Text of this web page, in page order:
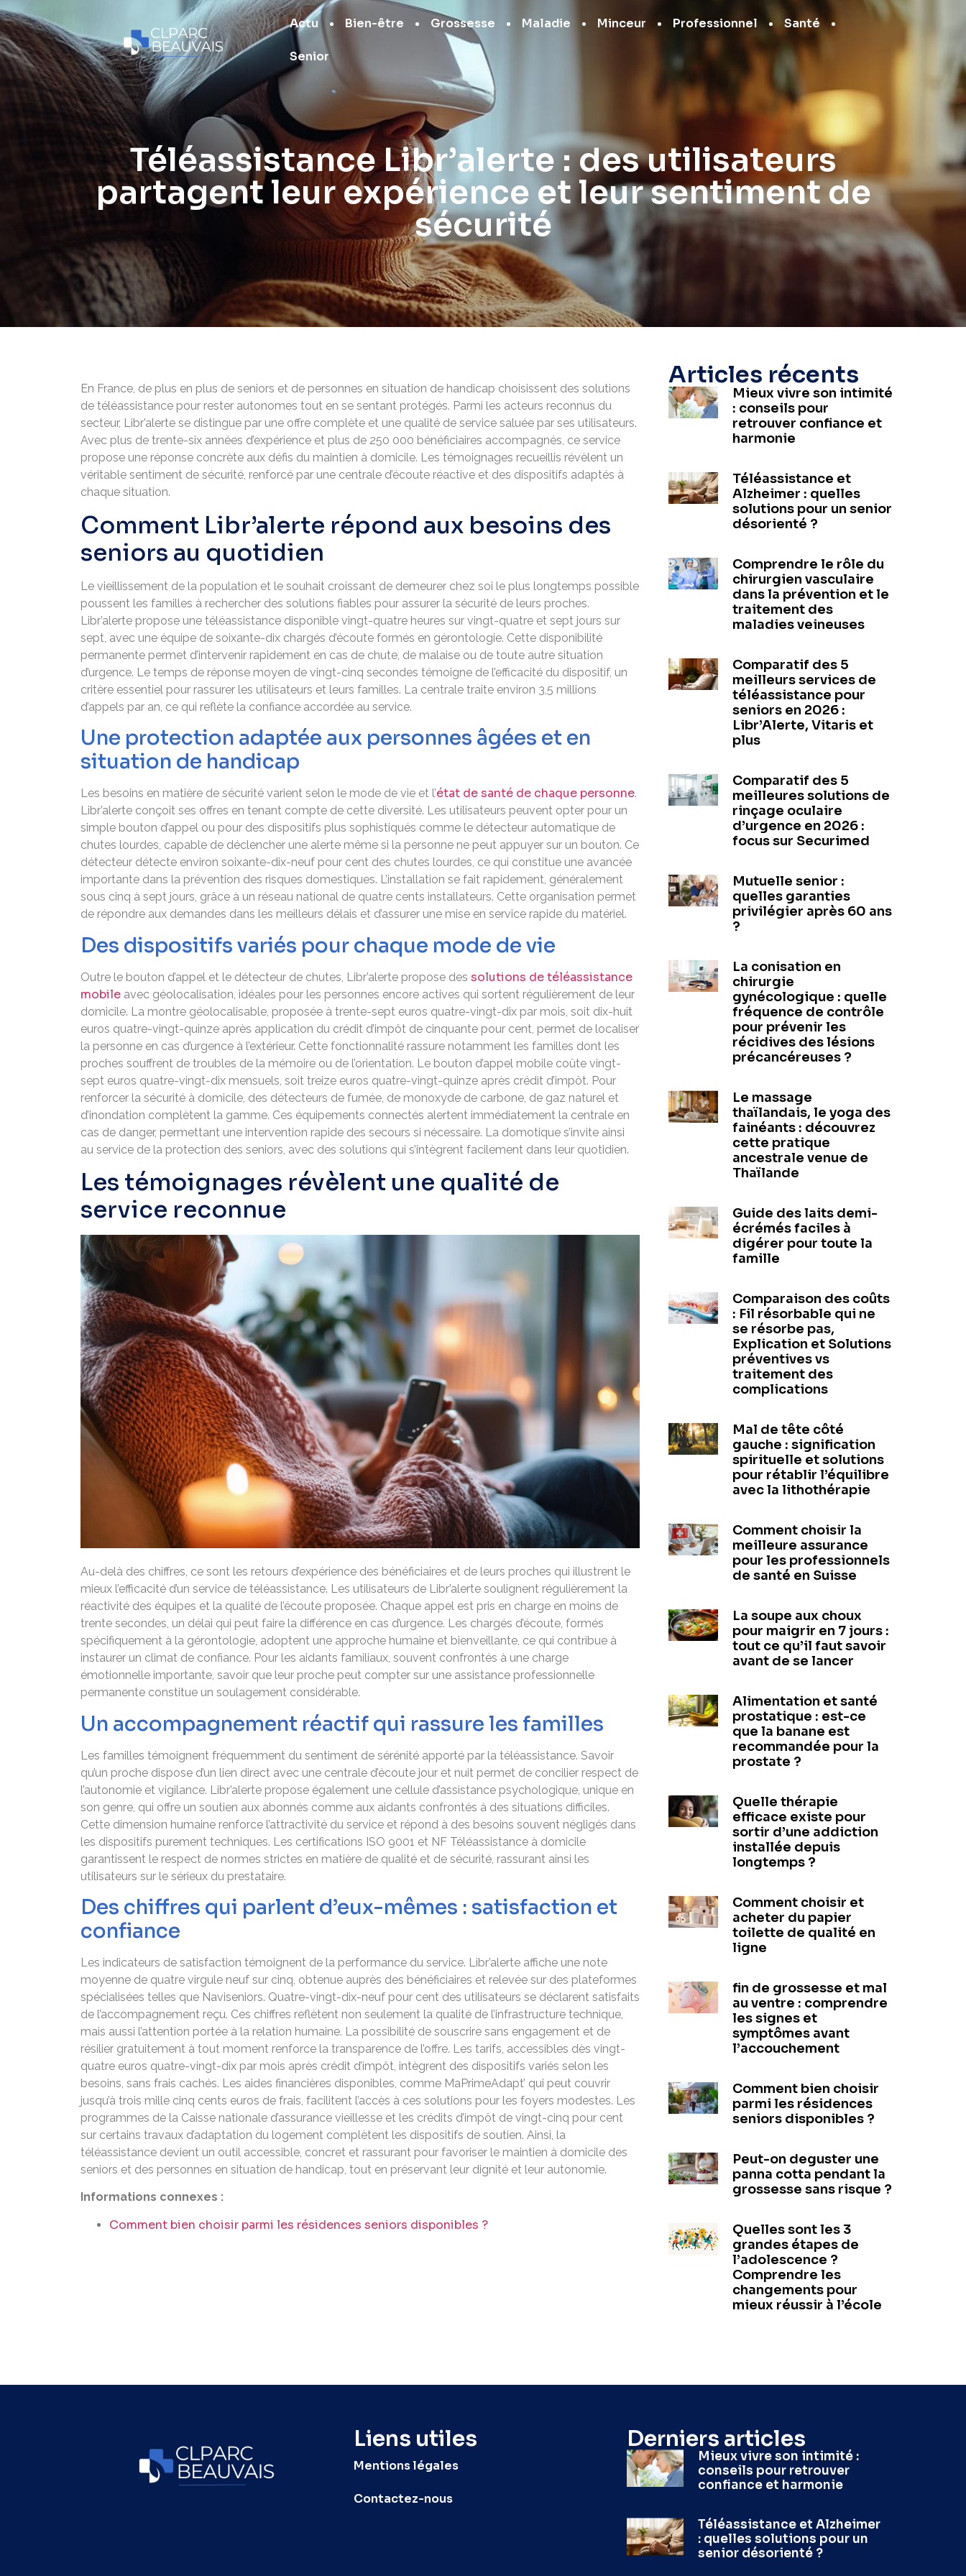
Actu Bien-être Grossesse Maladie Minceur Professionnel Santé
Senior
Téléassistance Libr’alerte : des utilisateurs
partagent leur expérience et leur sentiment de
sécurité
En France, de plus en plus de seniors et de personnes en situation de handicap choisissent des solutions
de téléassistance pour rester autonomes tout en se sentant protégés. Parmi les acteurs reconnus du
secteur, Libr’alerte se distingue par une offre complète et une qualité de service saluée par ses utilisateurs.
Avec plus de trente-six années d’expérience et plus de 250 000 bénéficiaires accompagnés, ce service
propose une réponse concrète aux défis du maintien à domicile. Les témoignages recueillis révèlent un
véritable sentiment de sécurité, renforcé par une centrale d’écoute réactive et des dispositifs adaptés à
chaque situation.
Comment Libr’alerte répond aux besoins des
seniors au quotidien
Le vieillissement de la population et le souhait croissant de demeurer chez soi le plus longtemps possible
poussent les familles à rechercher des solutions fiables pour assurer la sécurité de leurs proches.
Libr’alerte propose une téléassistance disponible vingt-quatre heures sur vingt-quatre et sept jours sur
sept, avec une équipe de soixante-dix chargés d’écoute formés en gérontologie. Cette disponibilité
permanente permet d’intervenir rapidement en cas de chute, de malaise ou de toute autre situation
d’urgence. Le temps de réponse moyen de vingt-cinq secondes témoigne de l’efficacité du dispositif, un
critère essentiel pour rassurer les utilisateurs et leurs familles. La centrale traite environ 3,5 millions
d’appels par an, ce qui reflète la confiance accordée au service.
Une protection adaptée aux personnes âgées et en
situation de handicap
Les besoins en matière de sécurité varient selon le mode de vie et l’état de santé de chaque personne.
Libr’alerte conçoit ses offres en tenant compte de cette diversité. Les utilisateurs peuvent opter pour un
simple bouton d’appel ou pour des dispositifs plus sophistiqués comme le détecteur automatique de
chutes lourdes, capable de déclencher une alerte même si la personne ne peut appuyer sur un bouton. Ce
détecteur détecte environ soixante-dix-neuf pour cent des chutes lourdes, ce qui constitue une avancée
importante dans la prévention des risques domestiques. L’installation se fait rapidement, généralement
sous cinq à sept jours, grâce à un réseau national de quatre cents installateurs. Cette organisation permet
de répondre aux demandes dans les meilleurs délais et d’assurer une mise en service rapide du matériel.
Des dispositifs variés pour chaque mode de vie
Outre le bouton d’appel et le détecteur de chutes, Libr’alerte propose des solutions de téléassistance
mobile avec géolocalisation, idéales pour les personnes encore actives qui sortent régulièrement de leur
domicile. La montre géolocalisable, proposée à trente-sept euros quatre-vingt-dix par mois, soit dix-huit
euros quatre-vingt-quinze après application du crédit d’impôt de cinquante pour cent, permet de localiser
la personne en cas d’urgence à l’extérieur. Cette fonctionnalité rassure notamment les familles dont les
proches souffrent de troubles de la mémoire ou de l’orientation. Le bouton d’appel mobile coûte vingt-
sept euros quatre-vingt-dix mensuels, soit treize euros quatre-vingt-quinze après crédit d’impôt. Pour
renforcer la sécurité à domicile, des détecteurs de fumée, de monoxyde de carbone, de gaz naturel et
d’inondation complètent la gamme. Ces équipements connectés alertent immédiatement la centrale en
cas de danger, permettant une intervention rapide des secours si nécessaire. La domotique s’invite ainsi
au service de la protection des seniors, avec des solutions qui s’intègrent facilement dans leur quotidien.
Les témoignages révèlent une qualité de
service reconnue
Au-delà des chiffres, ce sont les retours d’expérience des bénéficiaires et de leurs proches qui illustrent le
mieux l’efficacité d’un service de téléassistance. Les utilisateurs de Libr’alerte soulignent régulièrement la
réactivité des équipes et la qualité de l’écoute proposée. Chaque appel est pris en charge en moins de
trente secondes, un délai qui peut faire la différence en cas d’urgence. Les chargés d’écoute, formés
spécifiquement à la gérontologie, adoptent une approche humaine et bienveillante, ce qui contribue à
instaurer un climat de confiance. Pour les aidants familiaux, souvent confrontés à une charge
émotionnelle importante, savoir que leur proche peut compter sur une assistance professionnelle
permanente constitue un soulagement considérable.
Un accompagnement réactif qui rassure les familles
Les familles témoignent fréquemment du sentiment de sérénité apporté par la téléassistance. Savoir
qu’un proche dispose d’un lien direct avec une centrale d’écoute jour et nuit permet de concilier respect de
l’autonomie et vigilance. Libr’alerte propose également une cellule d’assistance psychologique, unique en
son genre, qui offre un soutien aux abonnés comme aux aidants confrontés à des situations difficiles.
Cette dimension humaine renforce l’attractivité du service et répond à des besoins souvent négligés dans
les dispositifs purement techniques. Les certifications ISO 9001 et NF Téléassistance à domicile
garantissent le respect de normes strictes en matière de qualité et de sécurité, rassurant ainsi les
utilisateurs sur le sérieux du prestataire.
Des chiffres qui parlent d’eux-mêmes : satisfaction et
confiance
Les indicateurs de satisfaction témoignent de la performance du service. Libr’alerte affiche une note
moyenne de quatre virgule neuf sur cinq, obtenue auprès des bénéficiaires et relevée sur des plateformes
spécialisées telles que Naviseniors. Quatre-vingt-dix-neuf pour cent des utilisateurs se déclarent satisfaits
de l’accompagnement reçu. Ces chiffres reflètent non seulement la qualité de l’infrastructure technique,
mais aussi l’attention portée à la relation humaine. La possibilité de souscrire sans engagement et de
résilier gratuitement à tout moment renforce la transparence de l’offre. Les tarifs, accessibles dès vingt-
quatre euros quatre-vingt-dix par mois après crédit d’impôt, intègrent des dispositifs variés selon les
besoins, sans frais cachés. Les aides financières disponibles, comme MaPrimeAdapt’ qui peut couvrir
jusqu’à trois mille cinq cents euros de frais, facilitent l’accès à ces solutions pour les foyers modestes. Les
programmes de la Caisse nationale d’assurance vieillesse et les crédits d’impôt de vingt-cinq pour cent
sur certains travaux d’adaptation du logement complètent les dispositifs de soutien. Ainsi, la
téléassistance devient un outil accessible, concret et rassurant pour favoriser le maintien à domicile des
seniors et des personnes en situation de handicap, tout en préservant leur dignité et leur autonomie.
Informations connexes :
Comment bien choisir parmi les résidences seniors disponibles ?
Articles récents
Mieux vivre son intimité
: conseils pour
retrouver confiance et
harmonie
Téléassistance et
Alzheimer : quelles
solutions pour un senior
désorienté ?
Comprendre le rôle du
chirurgien vasculaire
dans la prévention et le
traitement des
maladies veineuses
Comparatif des 5
meilleurs services de
téléassistance pour
seniors en 2026 :
Libr’Alerte, Vitaris et
plus
Comparatif des 5
meilleures solutions de
rinçage oculaire
d’urgence en 2026 :
focus sur Securimed
Mutuelle senior :
quelles garanties
privilégier après 60 ans
?
La conisation en
chirurgie
gynécologique : quelle
fréquence de contrôle
pour prévenir les
récidives des lésions
précancéreuses ?
Le massage
thaïlandais, le yoga des
fainéants : découvrez
cette pratique
ancestrale venue de
Thaïlande
Guide des laits demi-
écrémés faciles à
digérer pour toute la
famille
Comparaison des coûts
: Fil résorbable qui ne
se résorbe pas,
Explication et Solutions
préventives vs
traitement des
complications
Mal de tête côté
gauche : signification
spirituelle et solutions
pour rétablir l’équilibre
avec la lithothérapie
Comment choisir la
meilleure assurance
pour les professionnels
de santé en Suisse
La soupe aux choux
pour maigrir en 7 jours :
tout ce qu’il faut savoir
avant de se lancer
Alimentation et santé
prostatique : est-ce
que la banane est
recommandée pour la
prostate ?
Quelle thérapie
efficace existe pour
sortir d’une addiction
installée depuis
longtemps ?
Comment choisir et
acheter du papier
toilette de qualité en
ligne
fin de grossesse et mal
au ventre : comprendre
les signes et
symptômes avant
l’accouchement
Comment bien choisir
parmi les résidences
seniors disponibles ?
Peut-on deguster une
panna cotta pendant la
grossesse sans risque ?
Quelles sont les 3
grandes étapes de
l’adolescence ?
Comprendre les
changements pour
mieux réussir à l’école
Liens utiles
Mentions légales
Contactez-nous
Derniers articles
Mieux vivre son intimité :
conseils pour retrouver
confiance et harmonie
Téléassistance et Alzheimer
: quelles solutions pour un
senior désorienté ?